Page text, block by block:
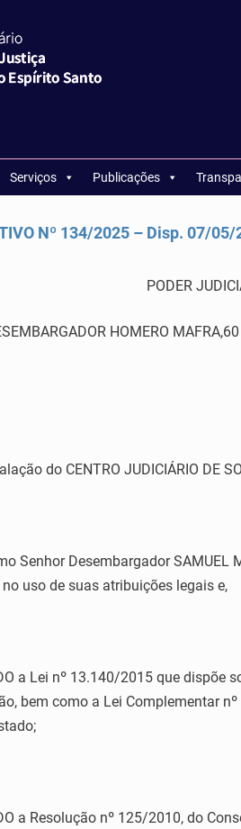
Serviços Publicações
Nº 134/2025 – Disp. 07/05/
PODER
HOMERO
do CENTRO JUDICIÁRIO DE
Senhor Desembargador SAMUEL
uso de suas atribuições legais e,
a Lei nº 13.140/2015 que
bem como a Lei Complementar
a Resolução nº 125/2010, do